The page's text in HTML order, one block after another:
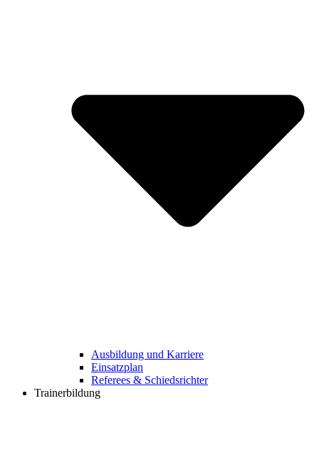
Ausbildung und Karriere
Einsatzplan
Referees & Schiedsrichter
Trainerbildung